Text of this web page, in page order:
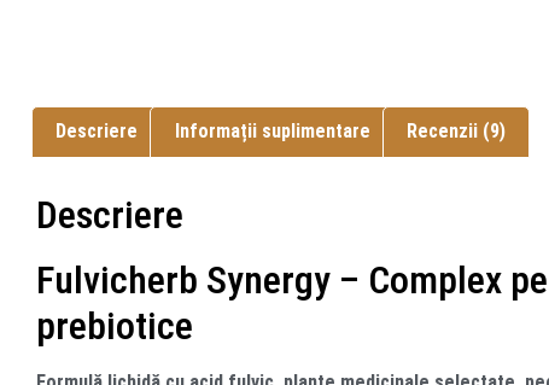
Descriere Informații suplimentare Recenzii (9)
Descriere
Fulvicherb Synergy – Complex
prebiotice